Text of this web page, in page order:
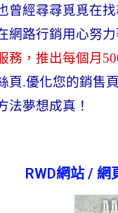
曾經尋尋覓覓在
網路行銷用心努力
務，推出每個月
頁.優化您的銷售頁
法夢想成真！
RWD網站 / 網